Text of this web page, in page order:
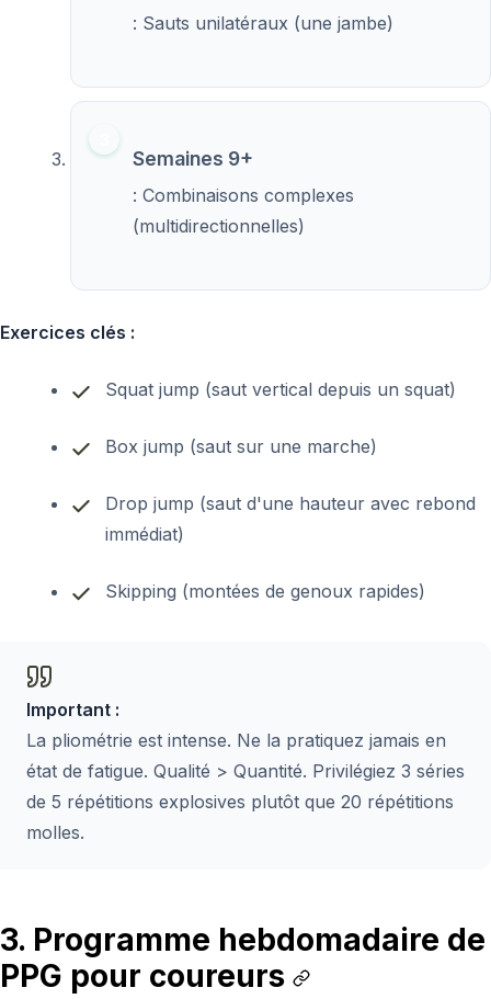
: Sauts unilatéraux (une jambe)
Semaines 9+
: Combinaisons complexes
(multidirectionnelles)
Exercices clés :
Squat jump (saut vertical depuis un squat)
Box jump (saut sur une marche)
Drop jump (saut d'une hauteur avec rebond
immédiat)
Skipping (montées de genoux rapides)
Important :
La pliométrie est intense. Ne la pratiquez jamais en
état de fatigue. Qualité > Quantité. Privilégiez 3 séries
de 5 répétitions explosives plutôt que 20 répétitions
molles.
3. Programme hebdomadaire de
PPG pour coureurs